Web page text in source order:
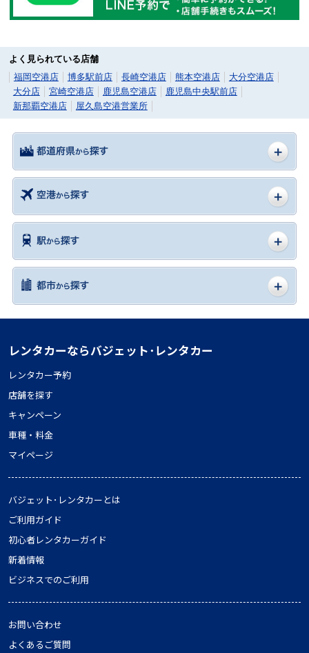
よく見られている店舗
福岡空港店
博多駅前店 長崎空港店 熊本空港店
大分空港店
大分店
宮崎空港店 鹿児島空港店
鹿児島中央駅前店
新那覇空港店
屋久島空港営業所
レンタカーならバジェット･レンタカー
レンタカー予約
店舗を探す
キャンペーン
車種・料金
マイページ
バジェット･レンタカーとは
ご利用ガイド
初心者レンタカーガイド
新着情報
ビジネスでのご利用
お問い合わせ
よくあるご質問